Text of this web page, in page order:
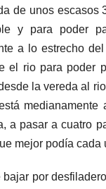
de unos escasos
y para poder
a lo estrecho
el rio para poder
la vereda al
medianamente
a pasar a cuatro
mejor podía cada
por